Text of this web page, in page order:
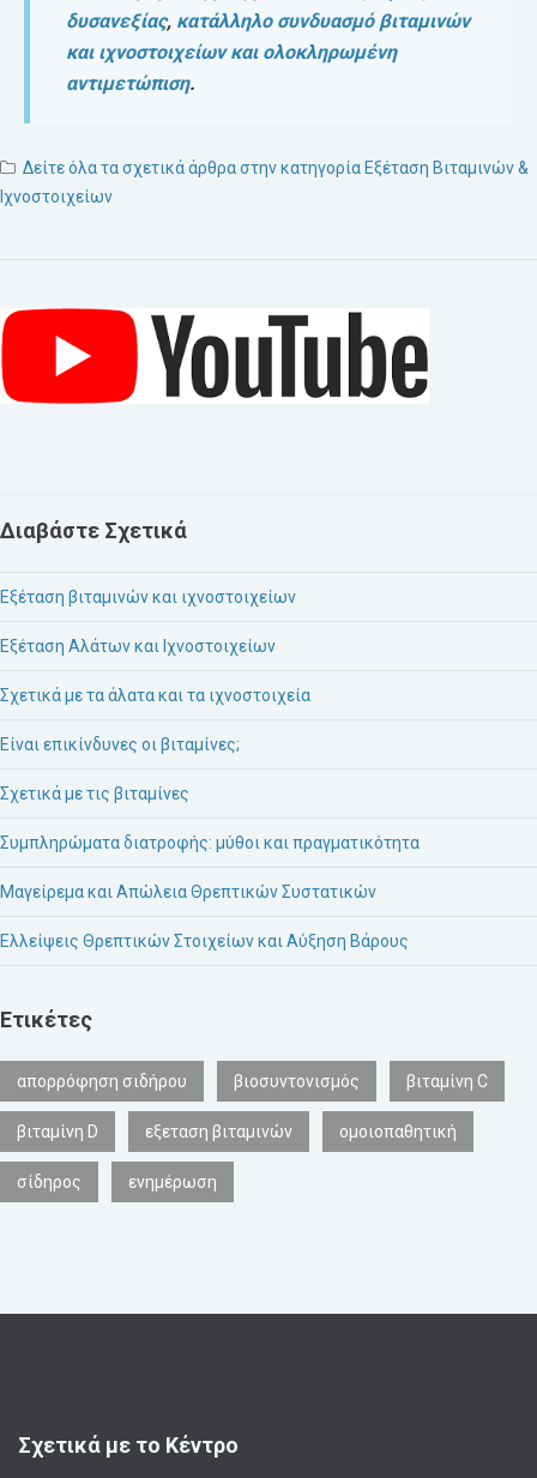
δυσανεξίας, κατάλληλο συνδυασμό βιταμινών
και ιχνοστοιχείωνκαι ολοκληρωμένη
αντιμετώπιση.
Δείτε όλα τα σχετικά άρθρα στην κατηγορία Εξέταση Βιταμινών &
Ιχνοστοιχείων
Διαβάστε Σχετικά
Εξέταση βιταμινών και ιχνοστοιχείων
Εξέταση Αλάτων και Ιχνοστοιχείων
Σχετικά με τα άλατα και τα ιχνοστοιχεία
Είναι επικίνδυνες οι βιταμίνες;
Σχετικά με τις βιταμίνες
Συμπληρώματα διατροφής: μύθοι και πραγματικότητα
Μαγείρεμα και Απώλεια Θρεπτικών Συστατικών
Ελλείψεις Θρεπτικών Στοιχείων και Αύξηση Βάρους
Ετικέτες
απορρόφηση σιδήρου βιοσυντονισμός βιταμίνη C
βιταμίνη D εξεταση βιταμινών ομοιοπαθητική
σίδηρος ενημέρωση
Σχετικά με το Κέντρο